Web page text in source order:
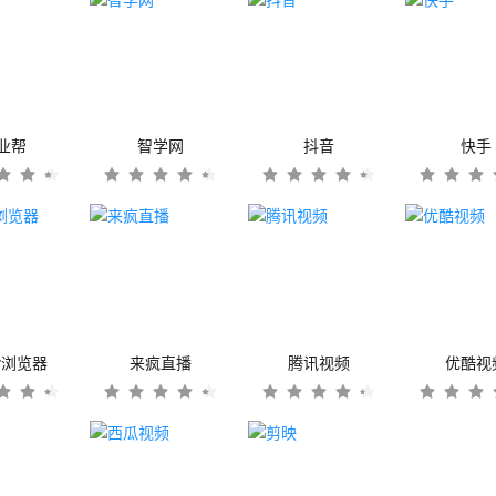
帮 智学网 抖音 快手
览器 来疯直播 腾讯视频 优酷视